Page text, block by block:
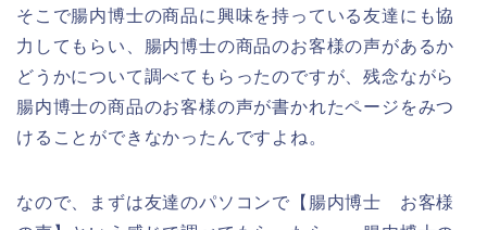
そこで腸内博士の商品に興味を持っている友達にも協
力してもらい、腸内博士の商品のお客様の声があるか
どうかについて調べてもらったのですが、残念ながら
腸内博士の商品のお客様の声が書かれたページをみつ
けることができなかったんですよね。
なので、まずは友達のパソコンで【腸内博士 お客様